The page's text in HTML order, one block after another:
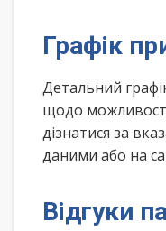
Графік
Детальний
щодо
дізнатися за
даними або на
Відгуки